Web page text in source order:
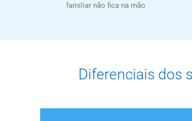
familiar não fica na mão
Diferenciais dos